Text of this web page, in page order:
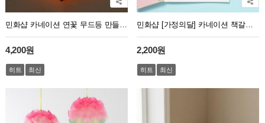
4,200원
히트 최신
2,200원
히트 최신